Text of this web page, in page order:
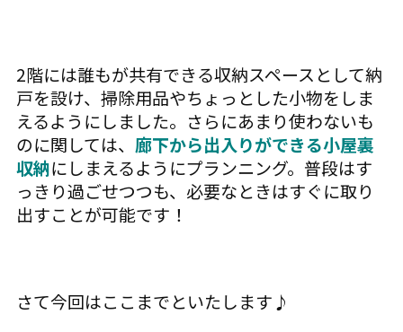
2階には誰もが共有できる収納スペースとして納
戸を設け、掃除用品やちょっとした小物をしま
えるようにしました。さらにあまり使わないも
のに関しては、 廊下から出入りができる小屋裏
収納にしまえるようにプランニング。普段はす
っきり過ごせつつも、必要なときはすぐに取り
出すことが可能です！
さて今回はここまでといたします♪